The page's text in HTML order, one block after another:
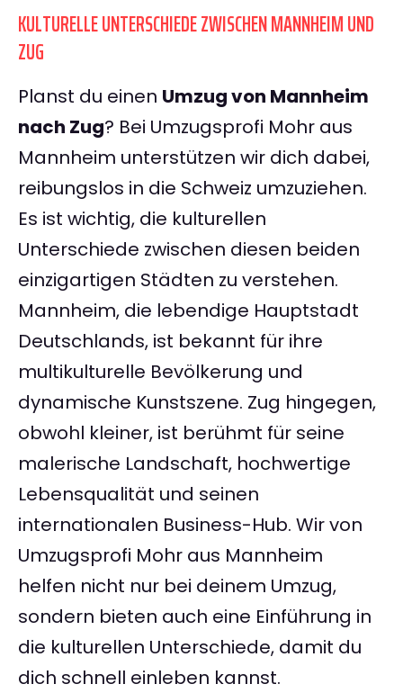
KULTURELLE UNTERSCHIEDE ZWISCHEN MANNHEIM UND
ZUG
Planst du einen Umzug von Mannheim
nach Zug? Bei Umzugsprofi Mohr aus
Mannheim unterstützen wir dich dabei,
reibungslos in die Schweiz umzuziehen.
Es ist wichtig, die kulturellen
Unterschiede zwischen diesen beiden
einzigartigen Städten zu verstehen.
Mannheim, die lebendige Hauptstadt
Deutschlands, ist bekannt für ihre
multikulturelle Bevölkerung und
dynamische Kunstszene. Zug hingegen,
obwohl kleiner, ist berühmt für seine
malerische Landschaft, hochwertige
Lebensqualität und seinen
internationalen Business-Hub. Wir von
Umzugsprofi Mohr aus Mannheim
helfen nicht nur bei deinem Umzug,
sondern bieten auch eine Einführung in
die kulturellen Unterschiede, damit du
dich schnell einleben kannst.